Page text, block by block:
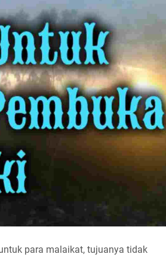
para malaikat, tujuanya tidak